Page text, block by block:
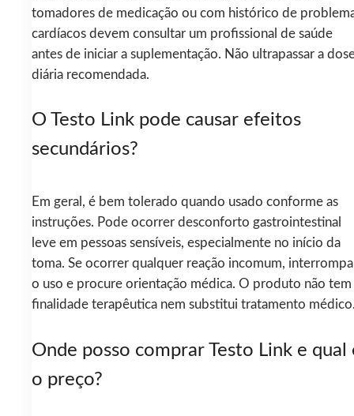
tomadores de medicação ou com histórico de
cardíacos devem consultar um profissional de saúde
antes de iniciar a suplementação. Não ultrapassar a
diária recomendada.
O Testo Link pode causar efeitos
secundários?
Em geral, é bem tolerado quando usado conforme as
instruções. Pode ocorrer desconforto gastrointestinal
leve em pessoas sensíveis, especialmente no início da
toma. Se ocorrer qualquer reação incomum, interrompa
o uso e procure orientação médica. O produto não tem
finalidade terapêutica nem substitui tratamento
Onde posso comprar Testo Link e qual
o preço?